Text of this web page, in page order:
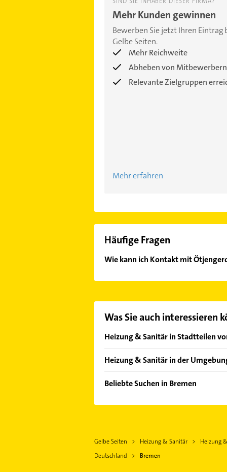
Mehr Kunden gewinnen
Bewerben Sie jetzt Ihren Eintrag
Gelbe Seiten.
Mehr Reichweite
Abheben von Mitbewerbern
Relevante Zielgruppen
Mehr erfahren
Häufige Fragen
Wie kann ich Kontakt mit
Was Sie auch interessieren
Heizung & Sanitär in Stadtteilen
Altstadt
Borgfeld
Gartenstadt Vahr
Gete
Heizung & Sanitär in der
Berne
Elsfleth
Beliebte Suchen in Bremen
Kammerjäger
Zahnarzt
Gelbe Seiten Heizung & Sanitär Heizung
Deutschland
Bremen